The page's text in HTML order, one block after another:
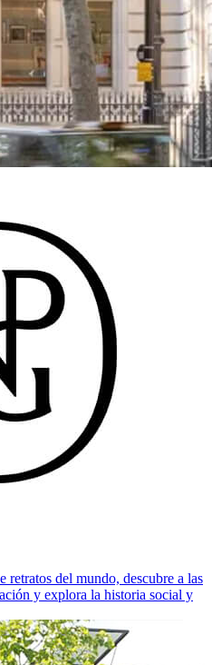
retratos del mundo, descubre a las
y explora la historia social y